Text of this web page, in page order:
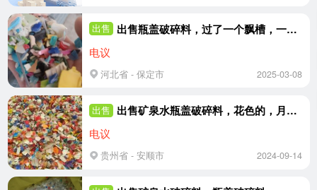
出售 出售瓶盖破碎料，过了一个飘槽，一个五米多的池子，纯飘，过风选，月供30吨左右
电议
河北省 - 保定市 2025-03-08
出售 出售矿泉水瓶盖破碎料，花色的，月供100吨
电议
贵州省 - 安顺市 2024-09-14